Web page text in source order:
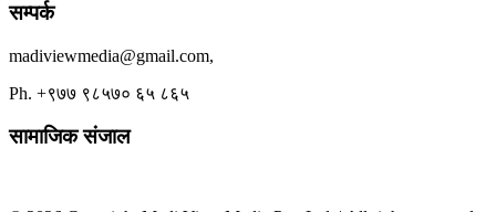
सम्पर्क
madiviewmedia@gmail.com,
Ph. +९७७ ९८५७० ६५ ८६५
सामाजिक संजाल